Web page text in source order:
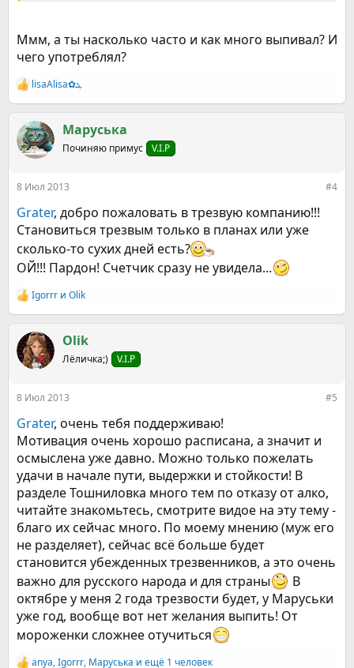
Ммм, а ты насколько часто и как много выпивал? И
чего употреблял?
Р
е
к
ц
и
lisaAlisa✿ܓ
Маруська
Починяю примус V.I.P
8 Июл 2013 #4
Grater, добро пожаловать в трезвую компанию!!!
Становиться трезвым только в планах или уже
сколько-то сухих дней есть?
ОЙ!!! Пардон! Счетчик сразу не увидела...
Р
е
к
ц
и
Igorrr и Olik
Olik
Лёличка;) V.I.P
8 Июл 2013 #5
Grater, очень тебя поддерживаю!
Мотивация очень хорошо расписана, а значит и
осмыслена уже давно. Можно только пожелать
удачи в начале пути, выдержки и стойкости! В
разделе Тошниловка много тем по отказу от алко,
читайте знакомьтесь, смотрите видое на эту тему -
благо их сейчас много. По моему мнению (муж его
не разделяет), сейчас всё больше будет
становится убежденных трезвенников, а это очень
важно для русского народа и для страны
В
октябре у меня 2 года трезвости будет, у Маруськи
уже год, вообще вот нет желания выпить! От
мороженки сложнее отучиться
anya,Igorrr, Маруська и ещё 1 человек